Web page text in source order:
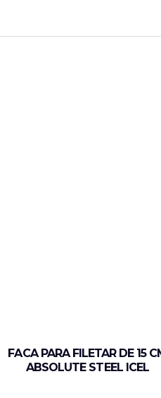
FACA PARA FILETAR DE 15
ABSOLUTE STEEL ICEL